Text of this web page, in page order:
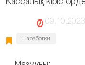
Кассалық кіріс
09.10.2023
Наработки